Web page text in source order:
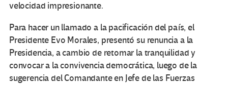
velocidad impresionante.
Para hacer un llamado a la pacificación del país, el
Presidente Evo Morales, presentó su renuncia a la
Presidencia, a cambio de retomar la tranquilidad y
convocar a la convivencia democrática, luego de la
sugerencia del Comandante en Jefe de las Fuerzas